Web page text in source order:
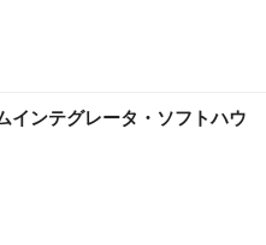
インテグレータ・ソフトハウ